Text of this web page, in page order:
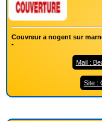
Couvreur a nogent sur
-
Mail :
Site :